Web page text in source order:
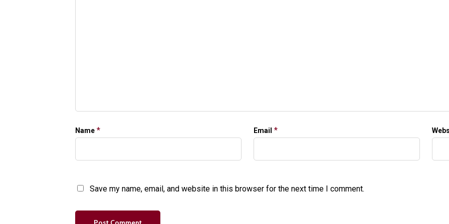
Name * Email *
Save my name, email, and website in this browser for the next time I comment.